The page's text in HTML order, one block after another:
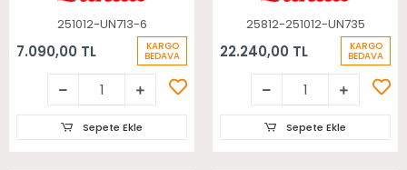
251012-UN713-6
7.090,00 TL KARGO
BEDAVA
Sepete Ekle
25812-251012-UN735
22.240,00 TL KARGO
BEDAVA
Sepete Ekle